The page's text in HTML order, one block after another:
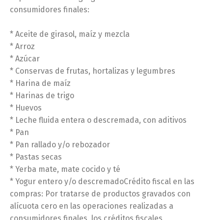
consumidores finales:
* Aceite de girasol, maíz y mezcla
* Arroz
* Azúcar
* Conservas de frutas, hortalizas y legumbres
* Harina de maíz
* Harinas de trigo
* Huevos
* Leche fluida entera o descremada, con aditivos
* Pan
* Pan rallado y/o rebozador
* Pastas secas
* Yerba mate, mate cocido y té
* Yogur entero y/o descremadoCrédito fiscal en las
compras: Por tratarse de productos gravados con
alícuota cero en las operaciones realizadas a
consumidores finales, los créditos fiscales